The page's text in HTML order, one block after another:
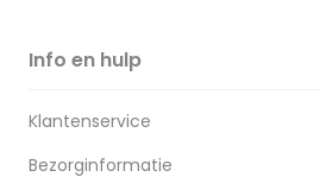
Info en hulp
Klantenservice
Bezorginformatie